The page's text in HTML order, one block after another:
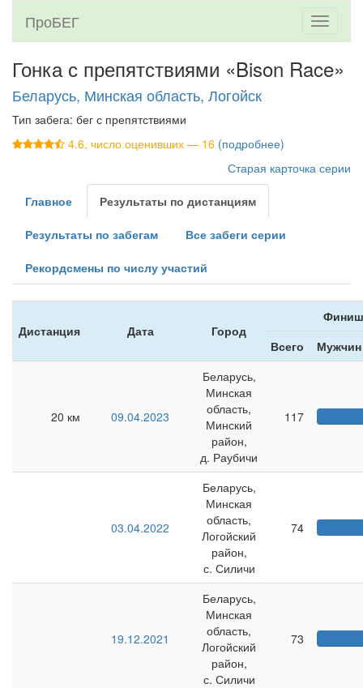
Toggle
ПроБЕГ
Гонка с препятствиями «Bison Race»
Беларусь, Минская область, Логойск
Тип забега: бег с препятствиями
4.6, число оценивших — 16 (подробнее)
Старая карточка серии
Главное Результаты по дистанциям
Результаты по забегам Все забеги серии
Рекордсмены по числу участий
Дистанция Дата Город
Всего
Мужчин
20 км 09.04.2023
Беларусь,
Минская
область,
Минский
район,
д. Раубичи
117
03.04.2022
Беларусь,
Минская
область,
Логойский
район,
с. Силичи
74
19.12.2021
Беларусь,
Минская
область,
Логойский
район,
с. Силичи
73